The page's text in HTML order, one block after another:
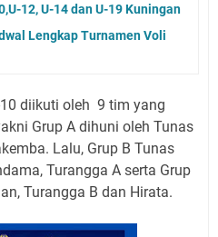
12, U-14 dan U-19 Kuningan
Lengkap Turnamen Voli
diikuti oleh 9 tim yang
Grup A dihuni oleh Tunas
Lalu, Grup B Tunas
Turangga A serta Grup
Turangga B dan Hirata.